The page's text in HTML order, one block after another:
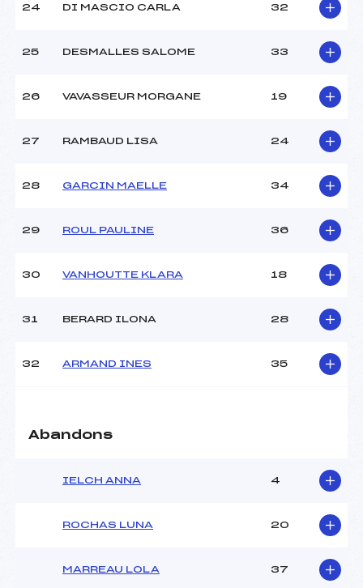
24 DI MASCIO CARLA 32
25 DESMALLES SALOME 33
26 VAVASSEUR MORGANE 19
27 RAMBAUD LISA 24
28 GARCIN MAELLE 34
29 ROUL PAULINE 36
30 VANHOUTTE KLARA 18
31 BERARD ILONA 28
32 ARMAND INES 35
Abandons
IELCH ANNA 4
ROCHAS LUNA 20
MARREAU LOLA 37